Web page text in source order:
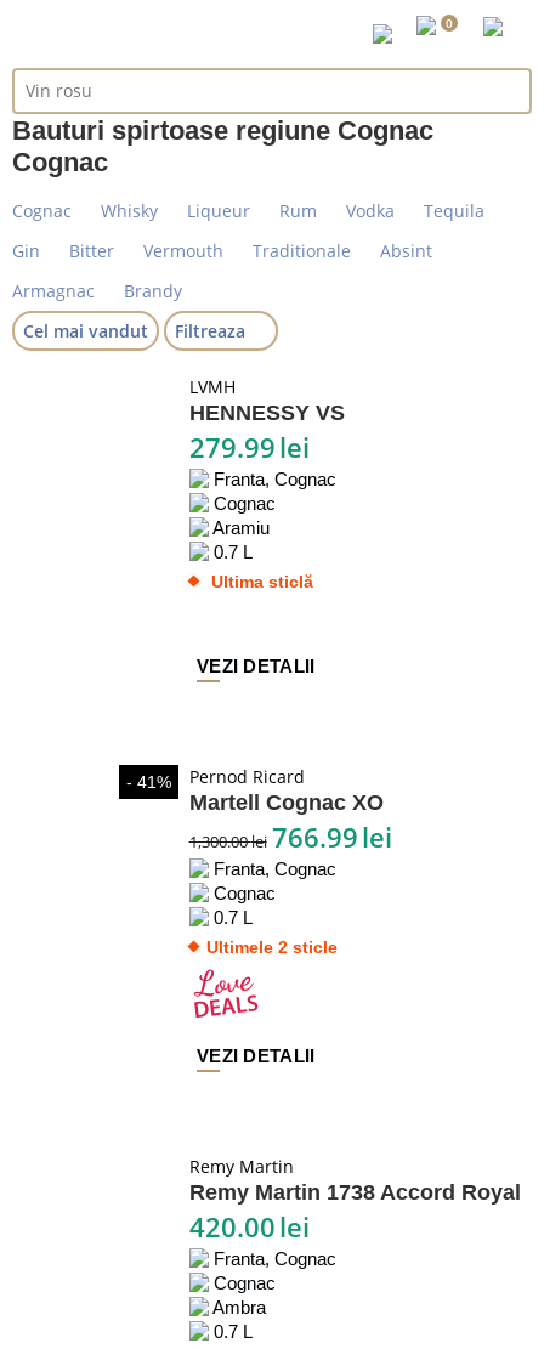
0
Bauturi spirtoase regiune Cognac
Cognac
Cognac Whisky Liqueur Rum Vodka
Tequila
Gin
Bitter Vermouth Traditionale
Absint
Armagnac
Brandy
Cel mai vandut
Filtreaza
LVMH
HENNESSY VS
279.99lei
Franta, Cognac
Cognac
Aramiu
0.7 L
Ultima sticlă
VEZI DETALII
- 41% Pernod Ricard
Martell Cognac XO
1,300.00lei 766.99lei
Franta, Cognac
Cognac
0.7 L
Ultimele 2 sticle
VEZI DETALII
Remy Martin
Remy Martin 1738 Accord Royal
420.00lei
Franta, Cognac
Cognac
Ambra
0.7 L